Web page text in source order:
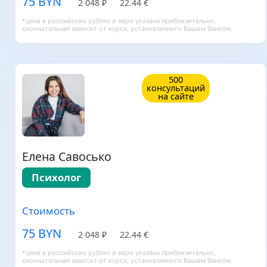
2 048 ₽ 22.44 €
*цена в российских рублях и евро указана приблизительно,
окончательная зависит от курса, установленного Вашим банком.
500
консультаций
на сайте
Елена Савосько
Психолог
Стоимость
75 BYN 2 048 ₽ 22.44 €
*цена в российских рублях и евро указана приблизительно,
окончательная зависит от курса, установленного Вашим банком.